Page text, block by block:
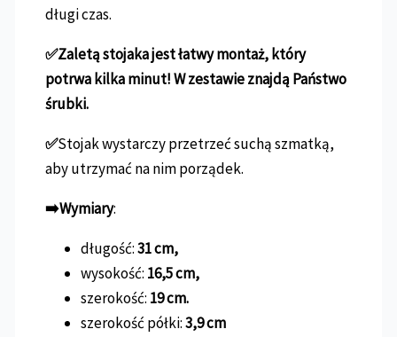
długi czas.
✅Zaletą stojaka jest łatwy montaż, który
potrwa kilka minut! W zestawie znajdą Państwo
śrubki.
✅Stojak wystarczy przetrzeć suchą szmatką,
aby utrzymać na nim porządek.
➡️Wymiary:
długość:31 cm,
wysokość: 16,5 cm,
szerokość: 19 cm.
szerokość półki:3,9 cm